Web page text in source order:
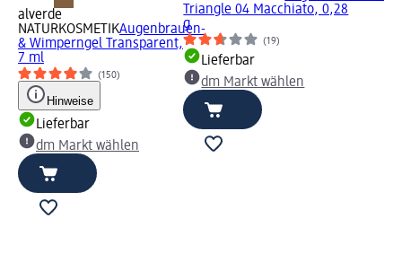
alverde
NATURKOSMETIKAugenbrauen-
& Wimperngel Transparent,
7 ml
(150)
Hinweise
Lieferbar
dm Markt wählen
Triangle 04 Macchiato, 0,28
g
(19)
Lieferbar
dm Markt wählen